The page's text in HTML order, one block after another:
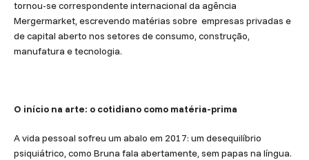
tornou-se correspondente internacional da agência
Mergermarket, escrevendo matérias sobre empresas privadas e
de capital aberto nos setores de consumo, construção,
manufatura e tecnologia.
O início na arte: o cotidiano como matéria-prima
A vida pessoal sofreu um abalo em 2017: um desequilíbrio
psiquiátrico, como Bruna fala abertamente, sem papas na língua.